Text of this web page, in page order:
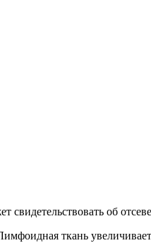
об
ткань